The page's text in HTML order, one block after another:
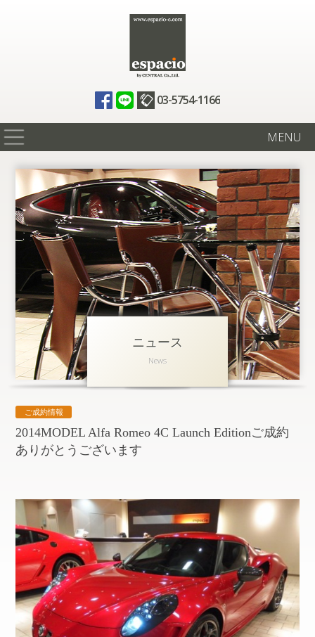
03-5754-1166
MENU
在庫情報
買取査定
全国納車
ニュース
ギャラリー
アクセス
会社概要
お問い合わせ
ニュース
News
ご成約情報
2014MODEL Alfa Romeo 4C Launch Editionご成約
ありがとうございます